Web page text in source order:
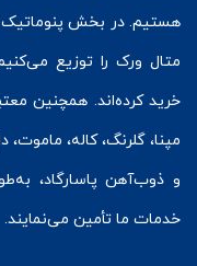
هستیم. در بخش پنوماتیک
متال ورک
خرید کرده‌اند. همچنین
مپنا، گلرنگ، کاله،
و ذوب‌آهن پاسارگاد،
خدمات ما تأمین می‌نمایند.